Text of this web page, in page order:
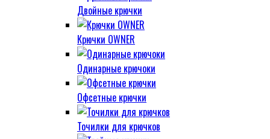
Двойные крючки
Крючки OWNER
Одинарные крючоки
Офсетные крючки
Точилки для крючков